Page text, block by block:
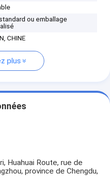
ou emballage
CHINE
plus
Huahuai Route, rue de
province de Chengdu,